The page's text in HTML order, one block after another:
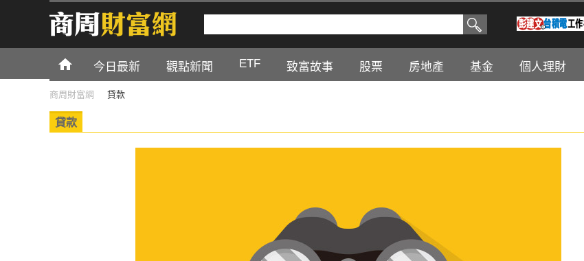
今日最新 觀點新聞 ETF 致富故事 股票 房地產 基金 個人理財
商周財富網 貸款
貸款